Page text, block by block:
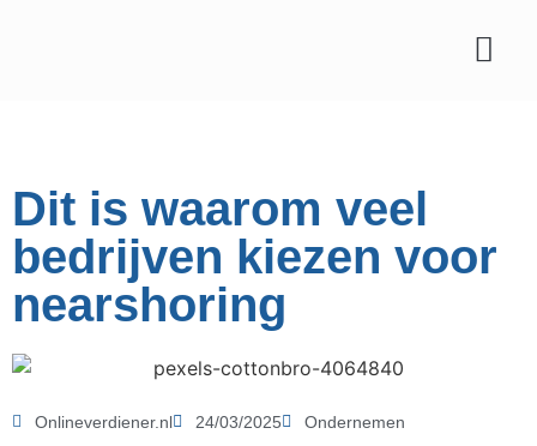
Dit is waarom veel
bedrijven kiezen voor
nearshoring
Onlineverdiener.nl 24/03/2025 Ondernemen